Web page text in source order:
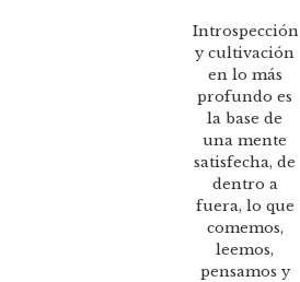
Introspección
y cultivación
en lo más
profundo es
la base de
una mente
satisfecha, de
dentro a
fuera, lo que
comemos,
leemos,
pensamos y